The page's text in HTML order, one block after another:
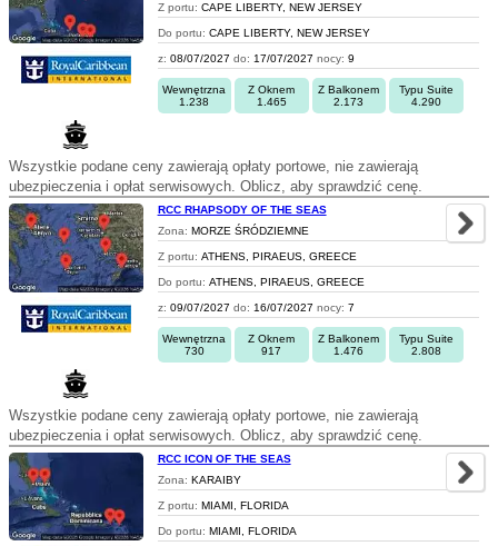
Z portu: CAPE LIBERTY, NEW JERSEY
Do portu: CAPE LIBERTY, NEW JERSEY
z: 08/07/2027 do: 17/07/2027 nocy: 9
Wewnętrzna
1.238
Z Oknem
1.465
Z Balkonem
2.173
Typu Suite
4.290
Wszystkie podane ceny zawierają opłaty portowe, nie zawierają
ubezpieczenia i opłat serwisowych. Oblicz, aby sprawdzić cenę.
RCC RHAPSODY OF THE SEAS
Zona: MORZE ŚRÓDZIEMNE
Z portu: ATHENS, PIRAEUS, GREECE
Do portu: ATHENS, PIRAEUS, GREECE
z: 09/07/2027 do: 16/07/2027 nocy: 7
Wewnętrzna
730
Z Oknem
917
Z Balkonem
1.476
Typu Suite
2.808
Wszystkie podane ceny zawierają opłaty portowe, nie zawierają
ubezpieczenia i opłat serwisowych. Oblicz, aby sprawdzić cenę.
RCC ICON OF THE SEAS
Zona: KARAIBY
Z portu: MIAMI, FLORIDA
Do portu: MIAMI, FLORIDA